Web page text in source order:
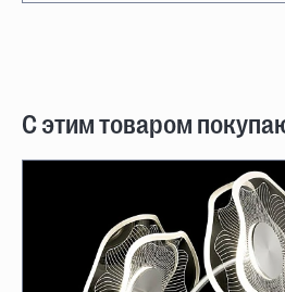
С этим товаром